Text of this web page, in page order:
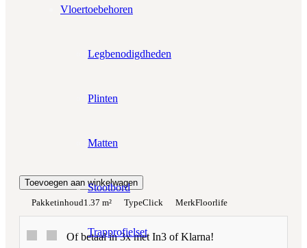
Vloertoebehoren
Legbenodigdheden
Plinten
Matten
Stootbord
Trapprofielset
Toevoegen aan winkelwagen
Pakketinhoud1.37 m² TypeClick MerkFloorlife
Of betaal in 3x met In3 of Klarna!